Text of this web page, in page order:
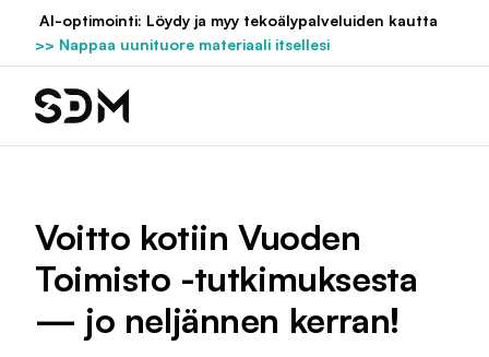
Hyppää
sisältöön
AI-optimointi: Löydy ja myy tekoälypalveluiden kautta
>> Nappaa uunituore materiaali itsellesi
Voitto kotiin Vuoden
Toimisto -tutkimuksesta
— jo neljännen kerran!